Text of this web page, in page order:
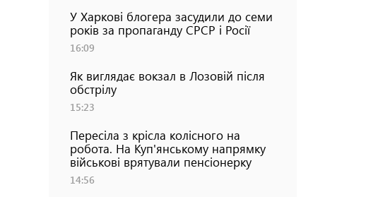
У Харкові блогера засудили до семи
років за пропаганду СРСР і Росії
16:09
Як виглядає вокзал в Лозовій після
обстрілу
15:23
Пересіла з крісла колісного на
робота. На Куп'янському напрямку
військові врятували пенсіонерку
14:56